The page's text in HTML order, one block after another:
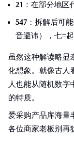
21 ：在部分地区
547 ：拆解后可
音避讳），七=起
虽然这种解读略显
化想象。就像古人
人也能从随机数
的特质。
爱采购产品库海量
各位商家老板别再